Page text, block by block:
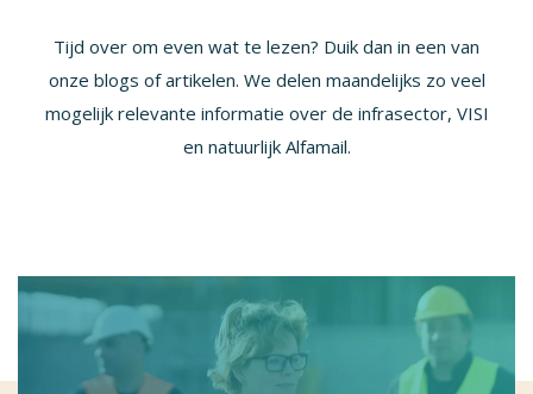
Tijd over om even wat te lezen? Duik dan in een van
onze blogs of artikelen. We delen maandelijks zo veel
mogelijk relevante informatie over de infrasector, VISI
en natuurlijk Alfamail.